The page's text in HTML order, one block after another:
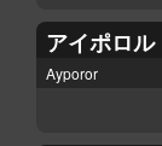
アイポロル
Ayporor